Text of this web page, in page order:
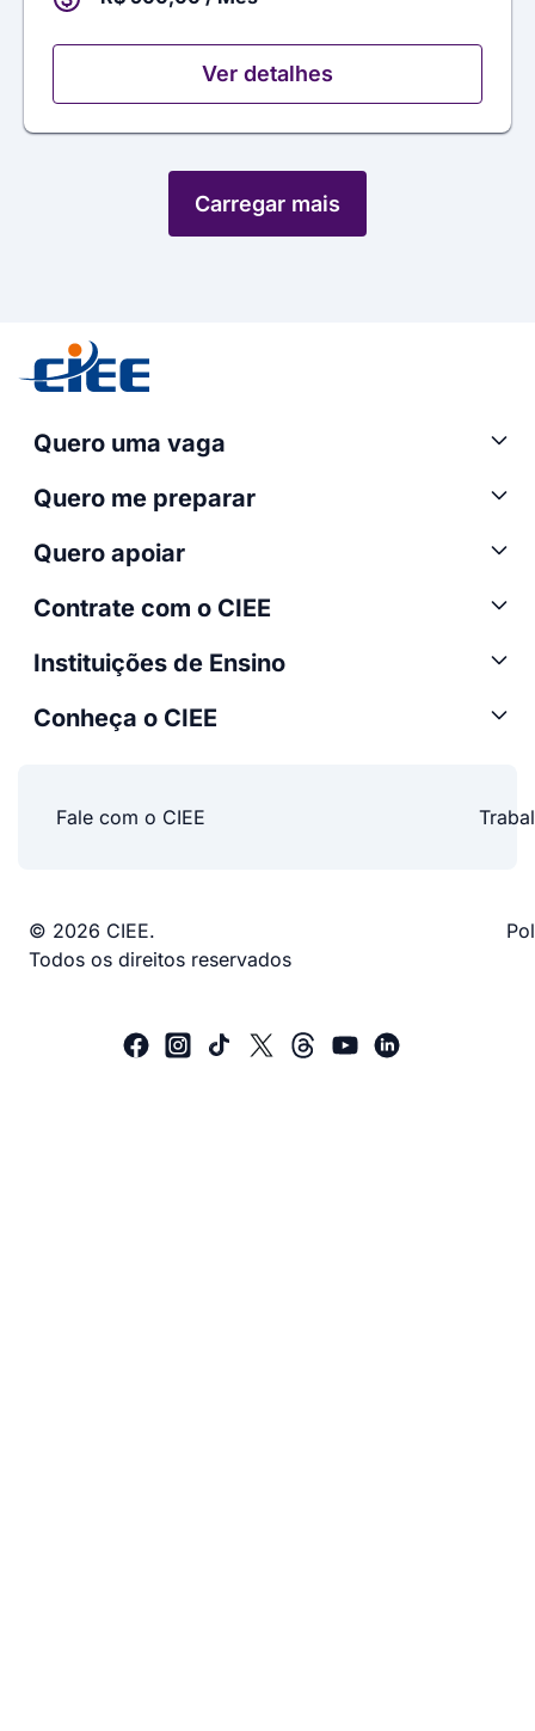
Ver detalhes
Carregar mais
Quero uma vaga
Quero me preparar
Quero apoiar
Contrate com o CIEE
Instituições de Ensino
Conheça o CIEE
Fale com o CIEE
© 2026 CIEE.
Todos os direitos reservados